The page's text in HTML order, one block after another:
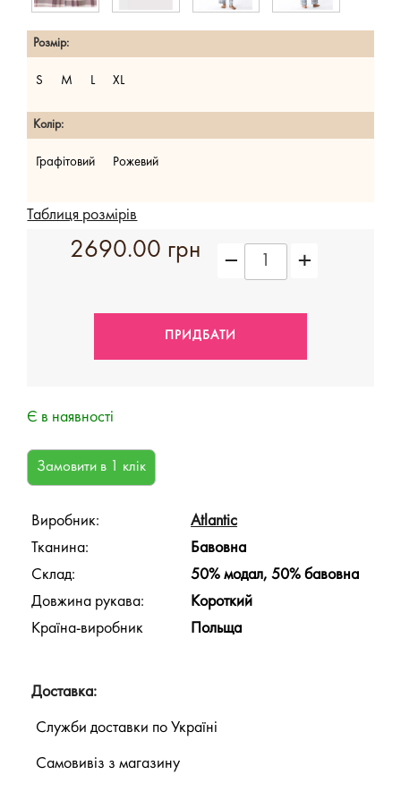
Розмір:
S M L XL
Колір:
Графітовий Рожевий
Таблиця розмірів
2690.00 грн
Є в наявності
Виробник:
Atlantic
Тканина:
Бавовна
Склад:
50% модал, 50% бавовна
Довжина рукава:
Короткий
Країна-виробник
Польща
Доставка:
Служби доставки по Україні
Самовивіз з магазину